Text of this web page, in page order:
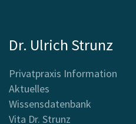
Dr. Ulrich Strunz
Privatpraxis Information
Aktuelles
Wissensdatenbank
Vita Dr. Strunz